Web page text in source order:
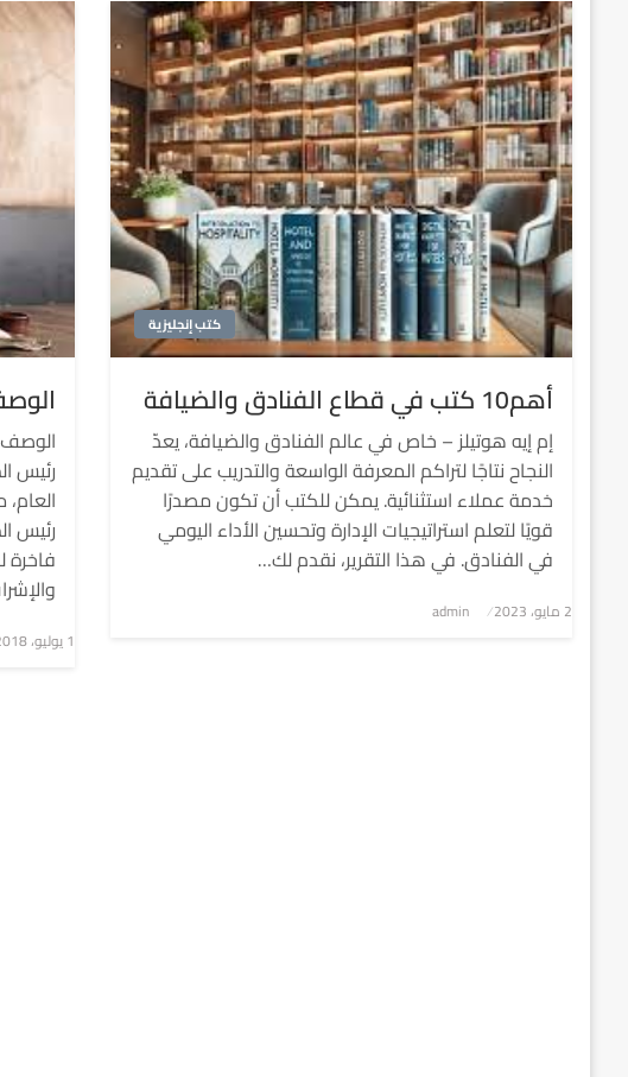
كتب إنجليزية
أهم10 كتب في قطاع الفنادق والضيافة
إم إيه هوتيلز – خاص في عالم الفنادق والضيافة، يعدّ
النجاح نتاجًا لتراكم المعرفة الواسعة والتدريب على تقديم
خدمة عملاء استثنائية. يمكن للكتب أن تكون مصدرًا
قويًا لتعلم استراتيجيات الإدارة وتحسين الأداء اليومي
في الفنادق. في هذا التقرير، نقدم لك…
نُشر
2 مايو، 2023 admin
رئيس
رئيس
فاخرة
نُشر
في1 يوليو، 2018